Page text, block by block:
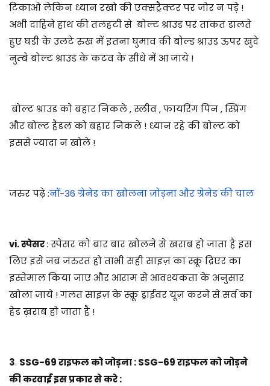
टिकाओ लेकिन ध्यान रखो की एक्सट्रैक्टर पर जोर न पड़े !
अभी दाहिने हाथ की तलहटी से बोल्ट श्राउड पर ताकत डालते
हुए घडी के उलटे रुख में इतना घुमाव की बोल्ड श्राउड ऊपर खुदे
नुम्बे बोल्ट श्राउड के कटव के सीधे में आ जाये !
बोल्ट श्राउड को बहार निकले , स्लीव , फायरिंग पिन , स्प्रिंग
और बोल्ट हैंडल को बहार निकले ! ध्यान रहे की बोल्ट को
इससे ज्यादा न खोले !
जरुर पढ़े :नॉ-36 ग्रेनेड का खोलना जोड़ना और ग्रेनेड की चाल
vi. स्पेसर: स्पेसर को बार बार खोलने से खराब हो जाता है इस
लिए इसे जब जरुरत हो ताभी सही साइज़ का स्क्रू द्रिएर का
इस्तेमाल किया जाए और आराम से आवश्यकता के अनुसार
खोला जाये ! गलत साइज़ के स्क्रू ड्राईवर यूज़ करने से सर्व का
हेड ख़राब हो जाता है !
3. SSG-69 राइफल को जोड़ना : SSG-69 राइफल को जोड़ने
की करवाई इस प्रकार से करे :